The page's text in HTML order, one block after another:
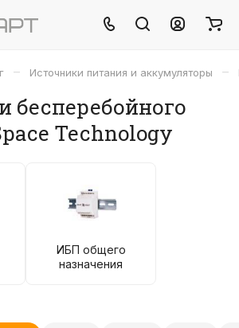
– Источники питания и аккумуляторы –
бесперебойного
Technology
ИБП общего
назначения